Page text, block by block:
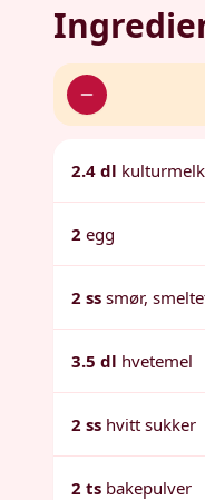
2.4 dl kulturmelk
2 egg
2 ss smør,
3.5 dl hvetemel
2 ss hvitt sukker
2 ts bakepulver